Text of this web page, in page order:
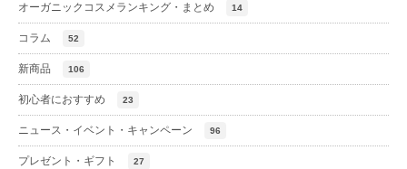
オーガニックコスメランキング・まとめ 14
コラム 52
新商品 106
初心者におすすめ 23
ニュース・イベント・キャンペーン 96
プレゼント・ギフト 27